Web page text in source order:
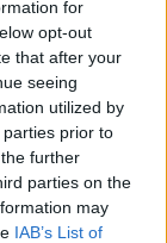
for
opt-out
that after your
seeing
utilized by
prior to
further
parties on the
may
IAB’s List of